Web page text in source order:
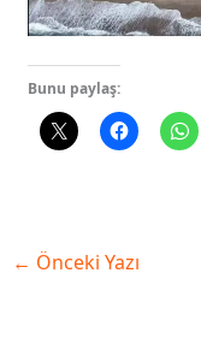
Bunu paylaş:
← Önceki Yazı